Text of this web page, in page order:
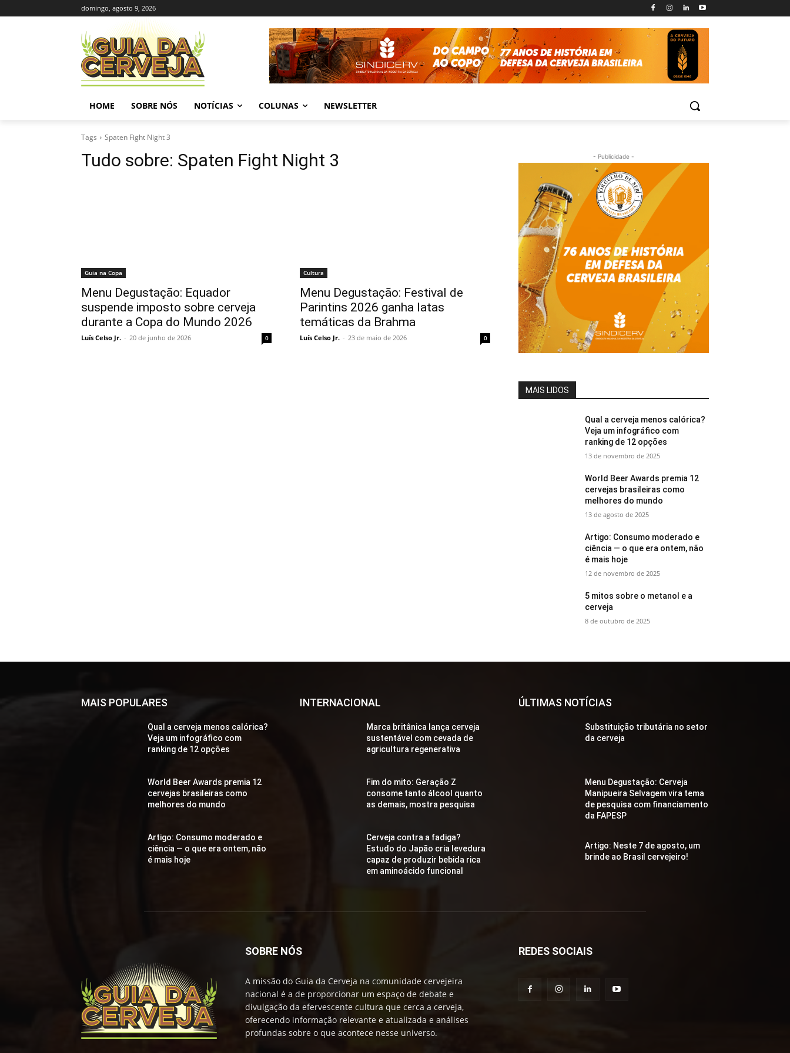
domingo, agosto 9, 2026
HOME SOBRE NÓS NOTÍCIAS COLUNAS NEWSLETTER
Tags Spaten Fight Night 3
Tudo sobre: Spaten Fight Night 3
Guia na Copa
Menu Degustação: Equador
suspende imposto sobre cerveja
durante a Copa do Mundo 2026
Luís Celso Jr. - 20 de junho de 2026 0
Cultura
Menu Degustação: Festival de
Parintins 2026 ganha latas
temáticas da Brahma
Luís Celso Jr. - 23 de maio de 2026 0
- Publicidade -
MAIS LIDOS
Qual a cerveja menos calórica?
Veja um infográfico com
ranking de 12 opções
13 de novembro de 2025
World Beer Awards premia 12
cervejas brasileiras como
melhores do mundo
13 de agosto de 2025
Artigo: Consumo moderado e
ciência — o que era ontem, não
é mais hoje
12 de novembro de 2025
5 mitos sobre o metanol e a
cerveja
8 de outubro de 2025
MAIS POPULARES
Qual a cerveja menos calórica?
Veja um infográfico com
ranking de 12 opções
World Beer Awards premia 12
cervejas brasileiras como
melhores do mundo
Artigo: Consumo moderado e
ciência — o que era ontem, não
é mais hoje
INTERNACIONAL
Marca britânica lança cerveja
sustentável com cevada de
agricultura regenerativa
Fim do mito: Geração Z
consome tanto álcool quanto
as demais, mostra pesquisa
Cerveja contra a fadiga?
Estudo do Japão cria levedura
capaz de produzir bebida rica
em aminoácido funcional
ÚLTIMAS NOTÍCIAS
Substituição tributária no setor
da cerveja
Menu Degustação: Cerveja
Manipueira Selvagem vira tema
de pesquisa com financiamento
da FAPESP
Artigo: Neste 7 de agosto, um
brinde ao Brasil cervejeiro!
SOBRE NÓS
A missão do Guia da Cerveja na comunidade cervejeira
nacional é a de proporcionar um espaço de debate e
divulgação da efervescente cultura que cerca a cerveja,
oferecendo informação relevante e atualizada e análises
profundas sobre o que acontece nesse universo.
REDES SOCIAIS